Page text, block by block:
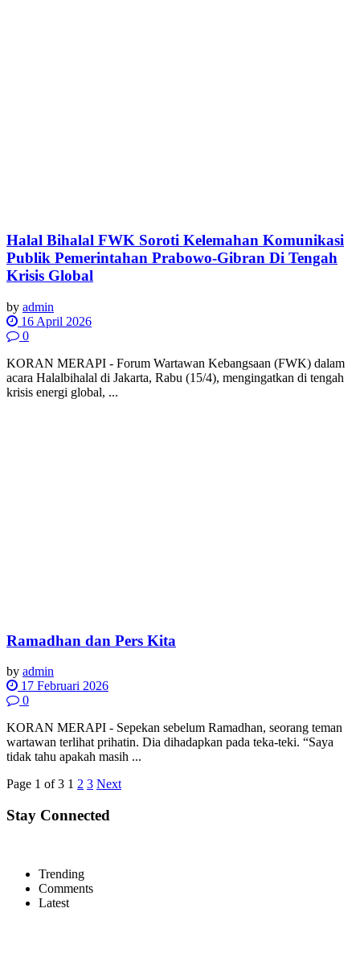
Halal Bihalal FWK Soroti Kelemahan Komunikasi
Publik Pemerintahan Prabowo-Gibran Di Tengah
Krisis Global
by admin
16 April 2026
0
KORAN MERAPI - Forum Wartawan Kebangsaan (FWK) dalam
acara Halalbihalal di Jakarta, Rabu (15/4), mengingatkan di tengah
krisis energi global, ...
Ramadhan dan Pers Kita
by admin
17 Februari 2026
0
KORAN MERAPI - Sepekan sebelum Ramadhan, seorang teman
wartawan terlihat prihatin. Dia dihadapkan pada teka-teki. “Saya
tidak tahu apakah masih ...
Page 1 of 3 1 2 3 Next
Stay Connected
Trending
Comments
Latest